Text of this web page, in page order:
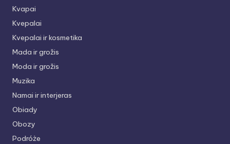
Kvapai
Kvepalai
Kvepalai ir kosmetika
Mada ir grožis
Moda ir grožis
Muzika
Namai ir interjeras
Obiady
Obozy
Podróże